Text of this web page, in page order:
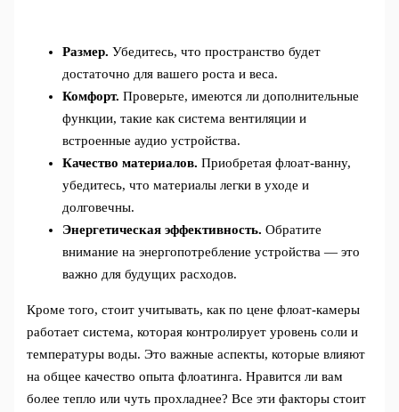
Размер. Убедитесь, что пространство будет
достаточно для вашего роста и веса.
Комфорт. Проверьте, имеются ли дополнительные
функции, такие как система вентиляции и
встроенные аудио устройства.
Качество материалов. Приобретая флоат-ванну,
убедитесь, что материалы легки в уходе и
долговечны.
Энергетическая эффективность. Обратите
внимание на энергопотребление устройства — это
важно для будущих расходов.
Кроме того, стоит учитывать, как по цене флоат-камеры
работает система, которая контролирует уровень соли и
температуры воды. Это важные аспекты, которые влияют
на общее качество опыта флоатинга. Нравится ли вам
более тепло или чуть прохладнее? Все эти факторы стоит